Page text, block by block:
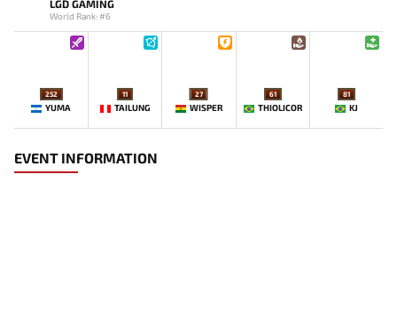
LGD GAMING
World Rank: #6
252
YUMA
11
TAILUNG
27
WISPER
61
THIOLICOR
81
KJ
EVENT INFORMATION